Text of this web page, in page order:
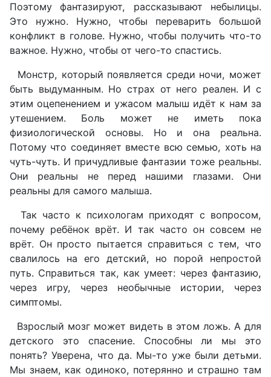
Поэтому фантазируют, рассказывают небылицы.
Это нужно. Нужно, чтобы переварить большой
конфликт в голове. Нужно, чтобы получить что-то
важное. Нужно, чтобы от чего-то спастись.
Монстр, который появляется среди ночи, может
быть выдуманным. Но страх от него реален. И с
этим оцепенением и ужасом малыш идёт к нам за
утешением. Боль может не иметь пока
физиологической основы. Но и она реальна.
Потому что соединяет вместе всю семью, хоть на
чуть-чуть. И причудливые фантазии тоже реальны.
Они реальны не перед нашими глазами. Они
реальны для самого малыша.
Так часто к психологам приходят с вопросом,
почему ребёнок врёт. И так часто он совсем не
врёт. Он просто пытается справиться с тем, что
свалилось на его детский, но порой непростой
путь. Справиться так, как умеет: через фантазию,
через игру, через необычные истории, через
симптомы.
Взрослый мозг может видеть в этом ложь. А для
детского это спасение. Способны ли мы это
понять? Уверена, что да. Мы-то уже были детьми.
Мы знаем, как одиноко, потерянно и страшно там